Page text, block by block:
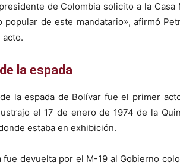
de Colombia solicito a la
popular de este mandatario», afirmó
acto.
la espada
la espada de Bolívar fue el primer
el 17 de enero de 1974 de la
estaba en exhibición.
fue devuelta por el M-19 al Gobierno